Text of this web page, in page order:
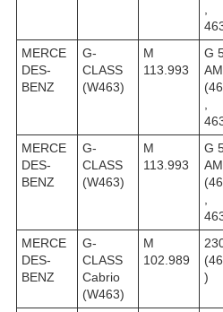
MERCE
DES-
BENZ
G-
CLASS
(W463)
M
113.993
G
MERCE
DES-
BENZ
G-
CLASS
(W463)
M
113.993
G
MERCE
DES-
BENZ
G-
CLASS
Cabrio
(W463)
M
102.989
)